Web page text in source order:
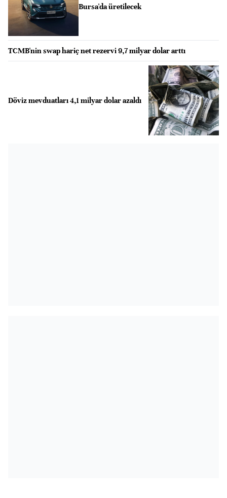
Bursa'da üretilecek
TCMB'nin swap hariç net rezervi 9,7 milyar dolar arttı
Döviz mevduatları 4,1 milyar dolar azaldı